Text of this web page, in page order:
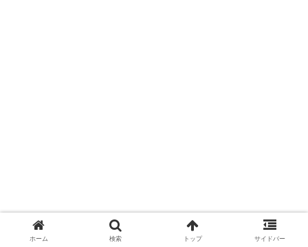
ホーム 検索 トップ サイドバー